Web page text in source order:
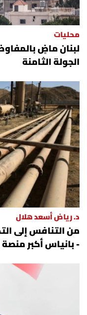
محليات
لبنان ماضٍ
الجولة الثامنة
د. رياض أسعد هلال
من التنافس إلى
- بانياس أكبر